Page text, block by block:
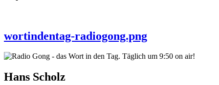
wortindentag-radiogong.png
Hans Scholz